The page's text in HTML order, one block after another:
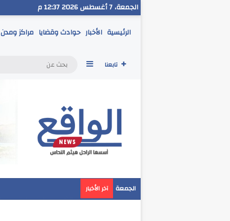
الجمعة، 7 أغسطس 2026 12:37 م
الرئيسية الأخبار حوادث وقضايا مراكز ومدن
تابعنا إضافة عمود جانبي
الجمعة آخر الأخبار